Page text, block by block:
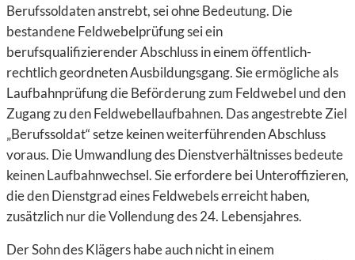
Berufssoldaten anstrebt, sei ohne Bedeutung. Die
bestandene Feldwebelprüfung sei ein
berufsqualifizierender Abschluss in einem öffentlich-
rechtlich geordneten Ausbildungsgang. Sie ermögliche als
Laufbahnprüfung die Beförderung zum Feldwebel und den
Zugang zu den Feldwebellaufbahnen. Das angestrebte Ziel
„Berufssoldat“ setze keinen weiterführenden Abschluss
voraus. Die Umwandlung des Dienstverhältnisses bedeute
keinen Laufbahnwechsel. Sie erfordere bei Unteroffizieren,
die den Dienstgrad eines Feldwebels erreicht haben,
zusätzlich nur die Vollendung des 24. Lebensjahres.
Der Sohn des Klägers habe auch nicht in einem